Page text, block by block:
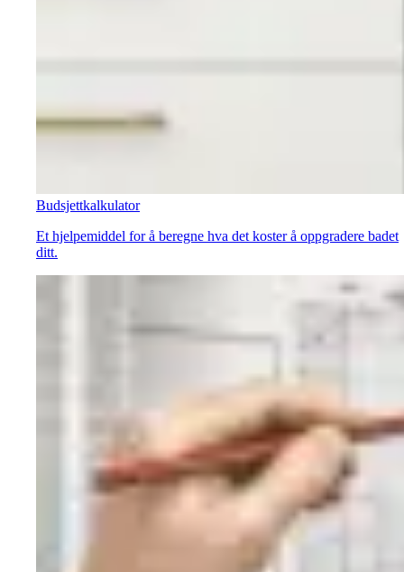
Budsjettkalkulator
Et hjelpemiddel for å beregne hva det koster å oppgradere badet
ditt.